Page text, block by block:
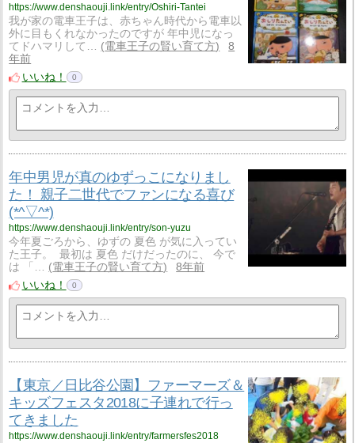
https://www.denshaouji.link/entry/Oshiri-Tantei
我が家の電車王子は、赤ちゃん時代から電車以
外に目もくれなかったのですが 年中児になっ
てドハマリして…
電車王子の賢い育て方
8
年前
いいね！
0
年中男児が真のゆずっこになりまし
た！ 親子二世代でファンになる喜び
(*^▽^*)
https://www.denshaouji.link/entry/son-yuzu
今年夏ごろから、ゆずの 夏色 が気に入ってい
た王子。 最初は 夏色 だけだったのに、 今で
は 「…
電車王子の賢い育て方
8年前
いいね！
0
【東京／日比谷公園】ファーマーズ＆
キッズフェスタ2018に子連れで行っ
てきました
https://www.denshaouji.link/entry/farmersfes2018